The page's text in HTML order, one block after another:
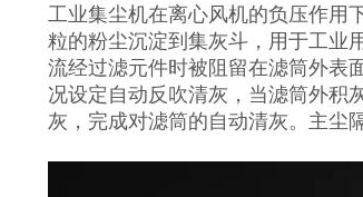
工业集尘机在离心风机的负压作用
粒的粉尘沉淀到集灰斗，用于工业
流经过滤元件时被阻留在滤筒外表
况设定自动反吹清灰，当滤筒外积
灰，完成对滤筒的自动清灰。主尘